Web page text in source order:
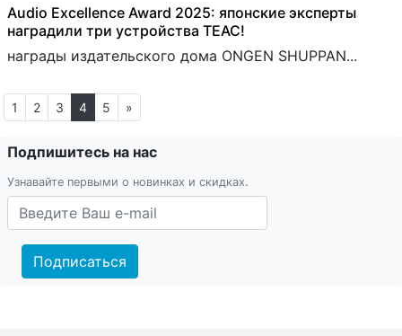
Audio Excellence Award 2025: японские эксперты
наградили три устройства TEAC!
награды издательского дома ONGEN SHUPPAN...
1 2 3 4 5 »
Подпишитесь на нас
Узнавайте первыми о новинках и скидках.
Подписаться